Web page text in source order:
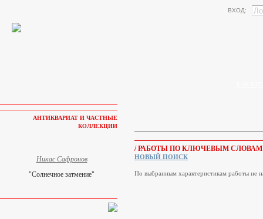
ВХОД:
/ РАБОТЫ ПО КЛЮЧЕВЫМ СЛОВАМ
НОВЫЙ ПОИСК
По выбранным характеристикам работы не
АНТИКВАРИАТ И ЧАСТНЫЕ
КОЛЛЕКЦИИ
Никас Сафронов
"Солнечное затмение"